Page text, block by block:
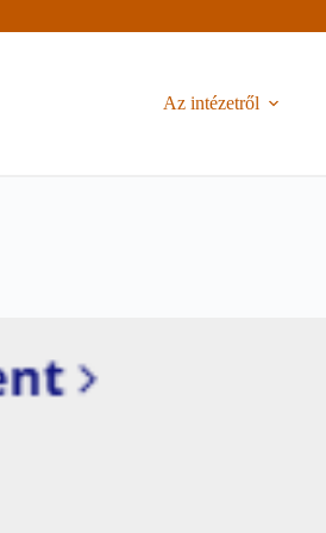
Az intézetről